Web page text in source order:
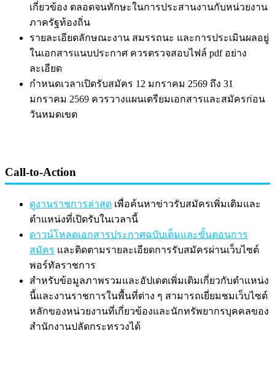
เกี่ยวข้อง ตลอดจนทักษะในการประสานงานกับหน่วยงาน
ภาครัฐท้องถิ่น
รายละเอียดลักษณะงาน สมรรถนะ และการประเมินผลอยู่
ในเอกสารแนบประกาศ ควรตรวจสอบไฟล์ pdf อย่าง
ละเอียด
กำหนดเวลาเปิดรับสมัคร 12 มกราคม 2569 ถึง 31
มกราคม 2569 ควรวางแผนเตรียมเอกสารและสมัครก่อน
วันหมดเขต
Call-to-Action
ดูงานราชการล่าสุด เพื่อค้นหาข่าวรับสมัครเพิ่มเติมและ
ตำแหน่งที่เปิดรับในเวลานี้
ดาวน์โหลดเอกสารประกาศฉบับเต็มและขั้นตอนการ
สมัคร และติดตามรายละเอียดการรับสมัครผ่านเว็บไซต์
พอร์ทัลราชการ
สำหรับข้อมูลภาพรวมและอัปเดตเพิ่มเติมเกี่ยวกับตำแหน่ง
นี้และงานราชการในพื้นที่ต่าง ๆ สามารถเยี่ยมชมเว็บไซต์
หลักของหน่วยงานที่เกี่ยวข้องและนักทรัพยากรบุคคลของ
สำนักงานปลัดกระทรวงได้